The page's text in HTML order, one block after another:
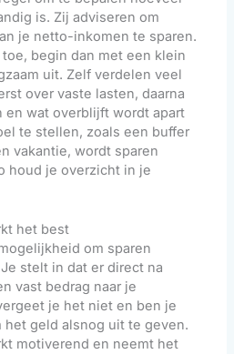
is. Zij adviseren om
je netto-inkomen te sparen.
begin dan met een klein
uit. Zelf verdelen veel
over vaste lasten, daarna
en wat overblijft wordt apart
te stellen, zoals een buffer
vakantie, wordt sparen
houd je overzicht in je
het best
om sparen
stelt in dat er direct na
vast bedrag naar je
je het niet en ben je
geld alsnog uit te geven.
motiverend en neemt het